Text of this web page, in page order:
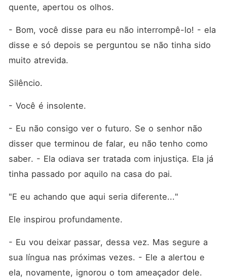
quente, apertou os olhos.
- Bom, você disse para eu não interrompê-lo! - ela
disse e só depois se perguntou se não tinha sido
muito atrevida.
Silêncio.
- Você é insolente.
- Eu não consigo ver o futuro. Se o senhor não
disser que terminou de falar, eu não tenho como
saber. - Ela odiava ser tratada com injustiça. Ela já
tinha passado por aquilo na casa do pai.
"E eu achando que aqui seria diferente..."
Ele inspirou profundamente.
- Eu vou deixar passar, dessa vez. Mas segure a
sua língua nas próximas vezes. - Ele a alertou e
ela, novamente, ignorou o tom ameaçador dele.